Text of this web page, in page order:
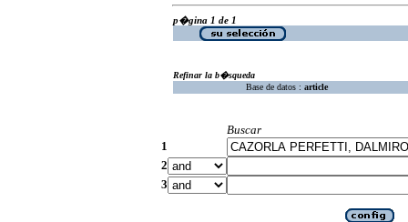
p�gina 1 de 1
Refinar la b�squeda
Base de datos : article
Buscar
1
2
3